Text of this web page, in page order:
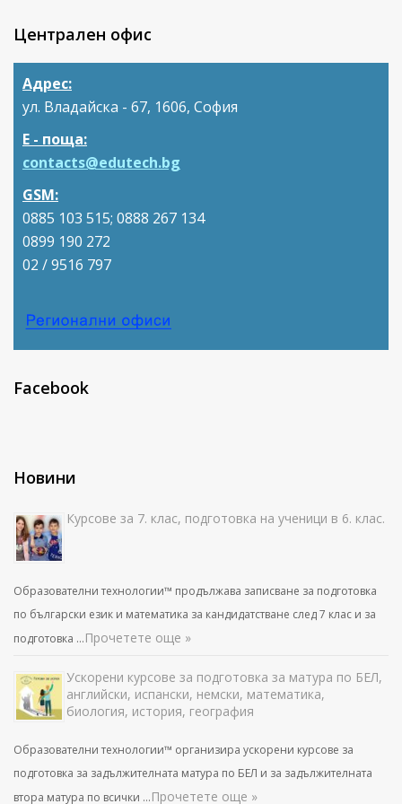
Централен офис
Адрес:
ул. Владайска - 67, 1606, София
Е - поща:
contacts@edutech.bg
GSM:
0885 103 515; 0888 267 134
0899 190 272
02 / 9516 797
Facebook
Новини
Курсове за 7. клас, подготовка на ученици в 6. клас.
Образователни технологии™ продължава записване за подготовка
по български език и математика за кандидатстване след 7 клас и за
подготовка …Прочетете още »
Ускорени курсове за подготовка за матура по БЕЛ,
английски, испански, немски, математика,
биология, история, география
Образователни технологии™ организира ускорени курсове за
подготовка за задължителната матура по БЕЛ и за задължителната
втора матура по всички …Прочетете още »